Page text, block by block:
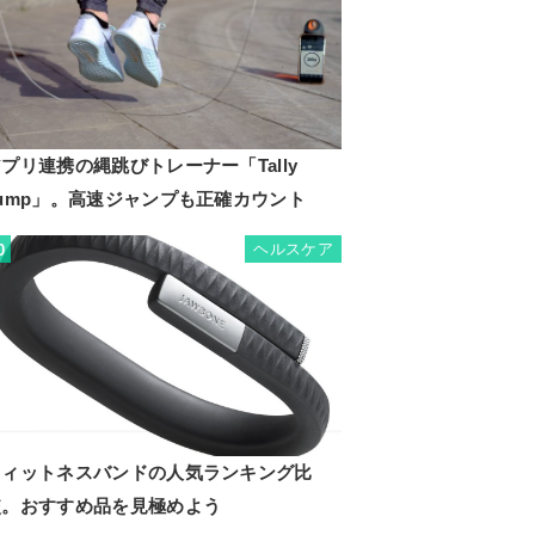
リ連携の縄跳びトレーナー「Tally
」。高速ジャンプも正確カウント
ヘルスケア
ットネスバンドの人気ランキング比
おすすめ品を見極めよう